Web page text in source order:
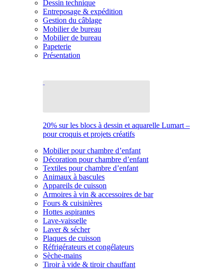
Dessin technique
Entreposage & expédition
Gestion du câblage
Mobilier de bureau
Mobilier de bureau
Papeterie
Présentation
20% sur les blocs à dessin et aquarelle Lumart –
pour croquis et projets créatifs
Mobilier pour chambre d’enfant
Décoration pour chambre d’enfant
Textiles pour chambre d’enfant
Animaux à bascules
Appareils de cuisson
Armoires à vin & accessoires de bar
Fours & cuisinières
Hottes aspirantes
Lave-vaisselle
Laver & sécher
Plaques de cuisson
Réfrigérateurs et congélateurs
Sèche-mains
Tiroir à vide & tiroir chauffant